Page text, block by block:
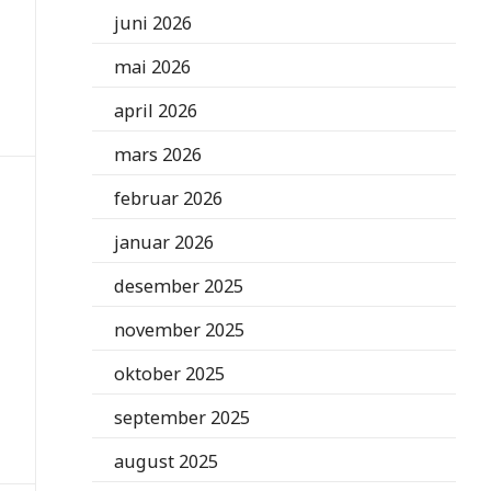
juni 2026
mai 2026
april 2026
mars 2026
februar 2026
januar 2026
desember 2025
november 2025
oktober 2025
september 2025
august 2025